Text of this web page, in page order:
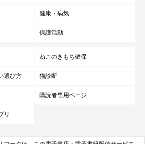
健康・病気
保護活動
ねこのきもち健保
選び方 猫診断
購読者専用ページ
リ